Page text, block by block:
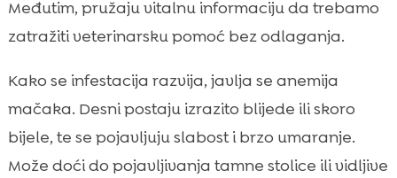
Međutim, pružaju vitalnu informaciju da trebamo
zatražiti veterinarsku pomoć bez odlaganja.
Kako se infestacija razvija, javlja se anemija
mačaka. Desni postaju izrazito blijede ili skoro
bijele, te se pojavljuju slabost i brzo umaranje.
Može doći do pojavljivanja tamne stolice ili vidljive